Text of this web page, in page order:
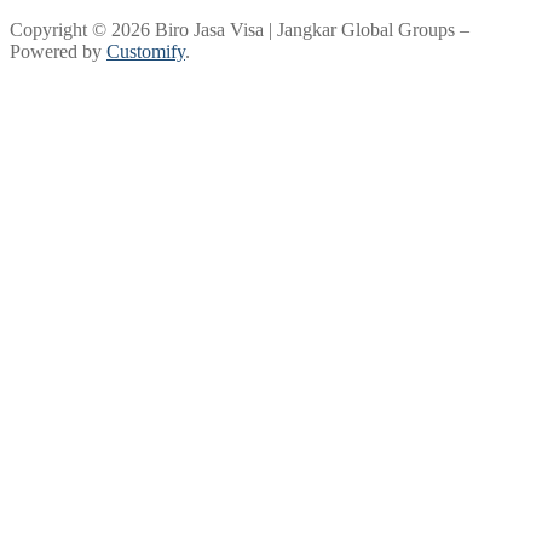
Copyright © 2026 Biro Jasa Visa | Jangkar Global Groups –
Powered by Customify.